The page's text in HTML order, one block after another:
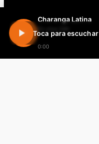
Charanga Latina
En vivo 24h
0:00
Toca para escuchar